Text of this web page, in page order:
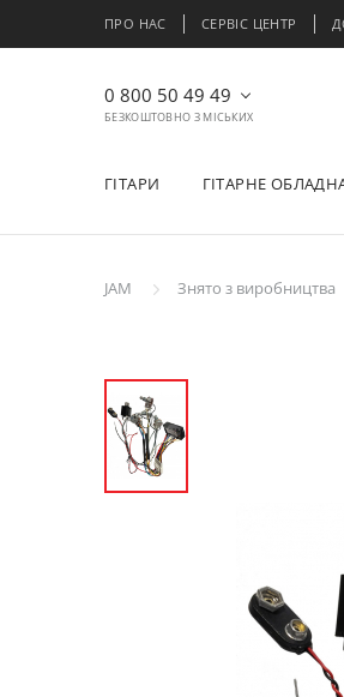
ПРО НАС СЕРВІС ЦЕНТР
0 800 50 49 49
БЕЗКОШТОВНО З МІСЬКИХ
ГІТАРИ ГІТАРНЕ
JAM Знято з виробництва